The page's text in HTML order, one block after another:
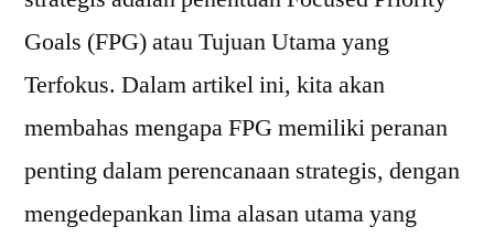
Goals (FPG) atau Tujuan Utama yang
Terfokus. Dalam artikel ini, kita akan
membahas mengapa FPG memiliki peranan
penting dalam perencanaan strategis, dengan
mengedepankan lima alasan utama yang